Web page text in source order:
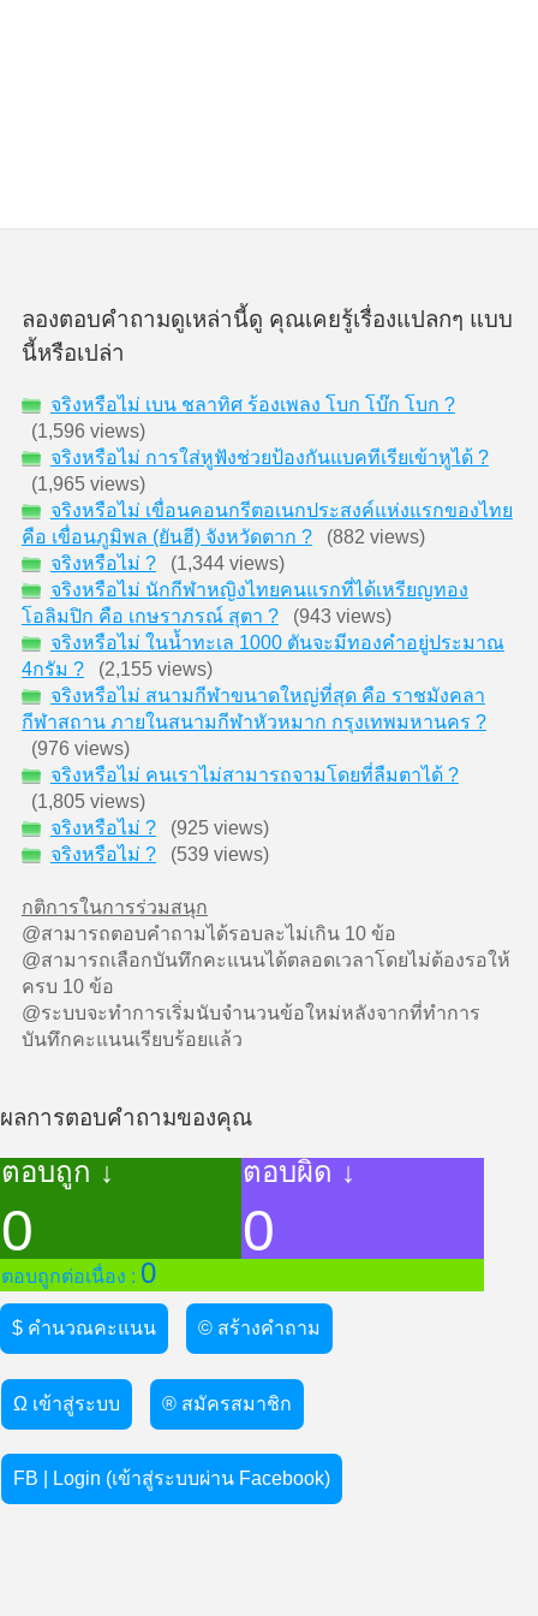
ลองตอบคำถามดูเหล่านี้ดู คุณเคยรู้เรื่องแปลกๆ แบบ
นี้หรือเปล่า
จริงหรือไม่ เบน ชลาทิศ ร้องเพลง โบก โบ๊ก โบก ?
(1,596 views)
จริงหรือไม่ การใส่หูฟังช่วยป้องกันแบคทีเรียเข้าหูได้ ?
(1,965 views)
จริงหรือไม่ เขื่อนคอนกรีตอเนกประสงค์แห่งแรกของไทย
คือ เขื่อนภูมิพล (ยันฮี) จังหวัดตาก ?(882 views)
จริงหรือไม่ ?(1,344 views)
จริงหรือไม่ นักกีฬาหญิงไทยคนแรกที่ได้เหรียญทอง
โอลิมปิก คือ เกษราภรณ์ สุตา ?(943 views)
จริงหรือไม่ ในน้ำทะเล 1000 ตันจะมีทองคำอยู่ประมาณ
4กรัม ?(2,155 views)
จริงหรือไม่ สนามกีฬาขนาดใหญ่ที่สุด คือ ราชมังคลา
กีฬาสถาน ภายในสนามกีฬาหัวหมาก กรุงเทพมหานคร ?
(976 views)
จริงหรือไม่ คนเราไม่สามารถจามโดยที่ลืมตาได้ ?
(1,805 views)
จริงหรือไม่ ?(925 views)
จริงหรือไม่ ?(539 views)
กติการในการร่วมสนุก
@สามารถตอบคำถามได้รอบละไม่เกิน 10 ข้อ
@สามารถเลือกบันทึกคะแนนได้ตลอดเวลาโดยไม่ต้องรอให้
ครบ 10 ข้อ
@ระบบจะทำการเริ่มนับจำนวนข้อใหม่หลังจากที่ทำการ
บันทึกคะแนนเรียบร้อยแล้ว
ผลการตอบคำถามของคุณ
ตอบถูก ↓ ตอบผิด ↓
0 0
ตอบถูกต่อเนื่อง : 0
$ คำนวณคะแนน © สร้างคำถาม
Ω เข้าสู่ระบบ ® สมัครสมาชิก
FB | Login (เข้าสู่ระบบผ่าน Facebook)